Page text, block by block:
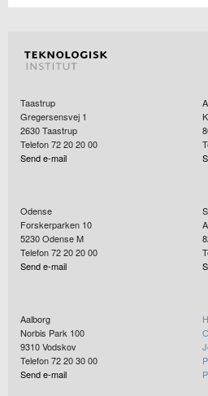
Taastrup
Gregersensvej 1
2630Taastrup
Telefon 72 20 20 00
Send e-mail
Odense
Forskerparken 10
5230Odense M
Telefon 72 20 20 00
Send e-mail
Aalborg
Norbis Park 100
9310Vodskov
Telefon 72 20 30 00
Send e-mail